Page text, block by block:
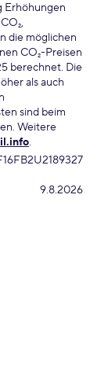
Erhöhungen
die möglichen
CO₂-Preisen
berechnet. Die
als auch
sind beim
Weitere
.
9.8.2026